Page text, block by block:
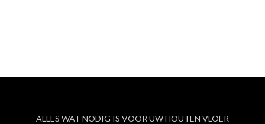
ALLES WAT NODIG IS VOOR UW HOUTEN VLOER